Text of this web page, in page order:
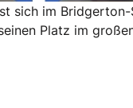
sich im
Platz im